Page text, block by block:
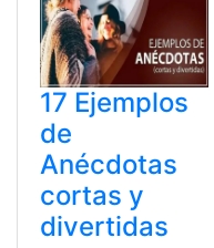
17 Ejemplos
de
Anécdotas
cortas y
divertidas